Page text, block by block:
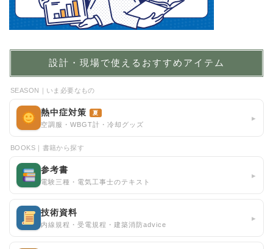
設計・現場で使えるおすすめアイテム
SEASON｜いま必要なもの
熱中症対策 夏
空調服・WBGT計・冷却グッズ
▸
BOOKS｜書籍から探す
参考書
電験三種・電気工事士のテキスト
▸
技術資料
内線規程・受電規程・建築消防advice
▸